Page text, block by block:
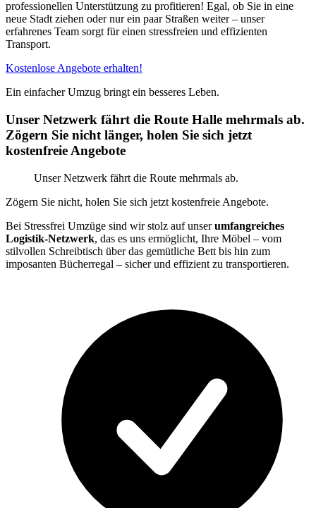
professionellen Unterstützung zu profitieren! Egal, ob Sie in eine
neue Stadt ziehen oder nur ein paar Straßen weiter – unser
erfahrenes Team sorgt für einen stressfreien und effizienten
Transport.
Kostenlose Angebote erhalten!
Ein einfacher Umzug bringt ein besseres Leben.
Unser Netzwerk fährt die Route Halle mehrmals ab.
Zögern Sie nicht länger, holen Sie sich jetzt
kostenfreie Angebote
Unser Netzwerk fährt die Route mehrmals ab.
Zögern Sie nicht, holen Sie sich jetzt kostenfreie Angebote.
Bei Stressfrei Umzüge sind wir stolz auf unserumfangreiches
Logistik-Netzwerk, das es uns ermöglicht, Ihre Möbel – vom
stilvollen Schreibtisch über das gemütliche Bett bis hin zum
imposanten Bücherregal – sicher und effizient zu transportieren.